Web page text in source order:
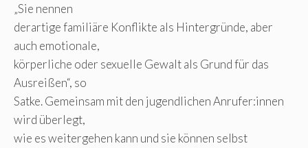
„Sie nennen
derartige familiäre Konflikte als Hintergründe, aber
auch emotionale,
körperliche oder sexuelle Gewalt als Grund für das
Ausreißen“, so
Satke. Gemeinsam mit den jugendlichen Anrufer:innen
wird überlegt,
wie es weitergehen kann und sie können selbst